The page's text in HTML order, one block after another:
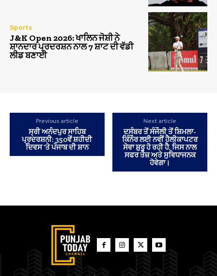
Sports
J&K Open 2026: ਖਾਲਿਨ ਜੋਸ਼ੀ ਨੇ
ਸ਼ਾਨਦਾਰ ਪ੍ਰਦਰਸ਼ਨ ਨਾਲ 7 ਸ਼ਾਟ ਦੀ ਵੱਡੀ
ਲੀਡ ਬਣਾਈ
Previous article
ਸ੍ਰੀ ਅਨੰਦਪੁਰ ਸਾਹਿਬ
ਪ੍ਰਦਰਸ਼ਨੀ: 350ਵੇਂ ਸ਼ਹੀਦੀ
ਦਿਵਸ ‘ਤੇ ਪੰਜਾਬ ਦੀ ਸ਼ਾਨ
Next article
ਦਸੰਬਰ ਤੋਂ ਸੰਜੌਲੀ ਤੋਂ ਸ਼ਿਮਲਾ-
ਕਿੰਨੌਰ ਲਈ ਨਵੀਂ ਹੈਲੀਕਾਪਟਰ
ਸੇਵਾ ਸ਼ੁਰੂ ਹੋ ਰਹੀ ਹੈ, ਜਿਸ ਨਾਲ
ਸਫਰ ਤੇਜ਼ ਅਤੇ ਸੁਵਿਧਾਜਨਕ
ਹੋਵੇਗਾ।